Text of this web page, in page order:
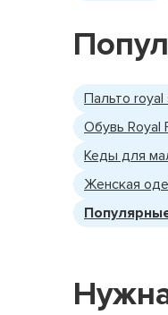
Пальто royal
Обувь Royal
Кеды для
Женская